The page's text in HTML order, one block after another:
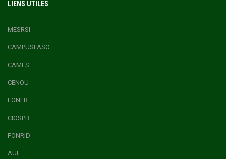
LIENS UTILES
MESRSI
CAMPUSFASO
CAMES
CENOU
FONER
CIOSPB
FONRID
AUF